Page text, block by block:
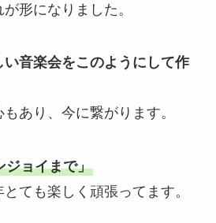
形になりました。
い音楽会をこのようにして作
あり、今に繋がります。
ジョイまで」
ても楽しく頑張ってます。